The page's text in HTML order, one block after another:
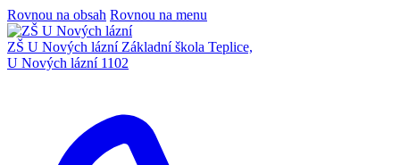
Rovnou na obsah Rovnou na menu
ZŠ U Nových lázní Základní škola Teplice,
U Nových lázní 1102